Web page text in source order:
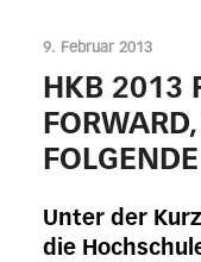
9. Februar 2013
HKB 2013
Unter der
die